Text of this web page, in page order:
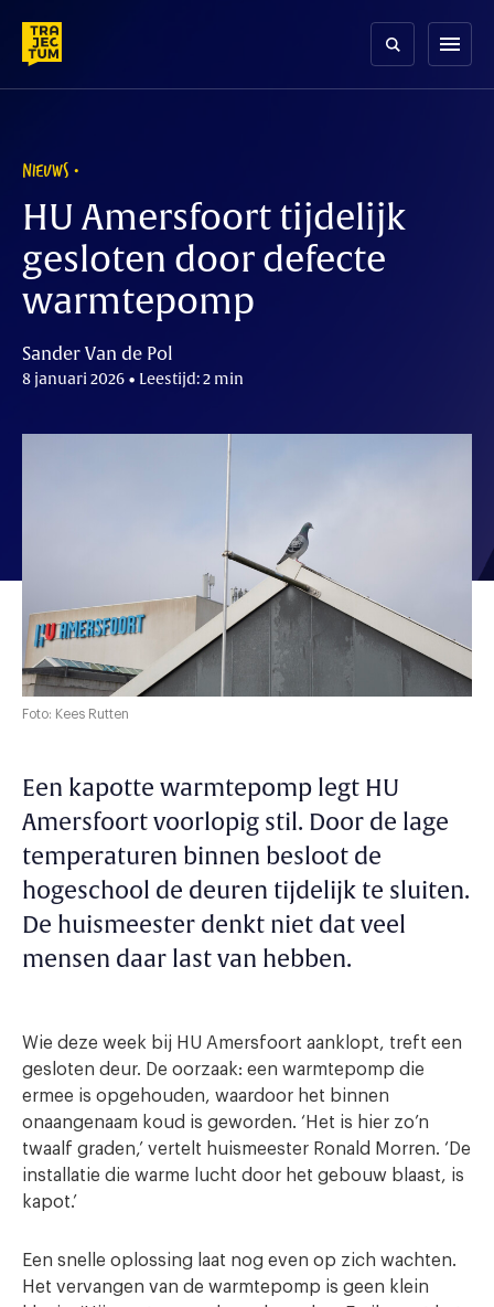
content
menu
NIEUWS
HU Amersfoort tijdelijk
gesloten door defecte
warmtepomp
Sander Van de Pol
8 januari 2026 • Leestijd: 2 min
Foto: Kees Rutten
Een kapotte warmtepomp legt HU
Amersfoort voorlopig stil. Door de lage
temperaturen binnen besloot de
hogeschool de deuren tijdelijk te sluiten.
De huismeester denkt niet dat veel
mensen daar last van hebben.
Wie deze week bij HU Amersfoort aanklopt, treft een
gesloten deur. De oorzaak: een warmtepomp die
ermee is opgehouden, waardoor het binnen
onaangenaam koud is geworden. ‘Het is hier zo’n
twaalf graden,’ vertelt huismeester Ronald Morren. ‘De
installatie die warme lucht door het gebouw blaast, is
kapot.’
Een snelle oplossing laat nog even op zich wachten.
Het vervangen van de warmtepomp is geen klein